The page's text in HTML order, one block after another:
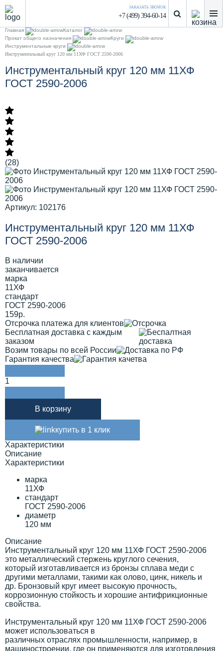
ЗАКАЗАТЬ ЗВОНОК
+7 (499) 394-60-14
Главная
Каталог
Прокат общего назначения
Круги
Инструментальные круги
Инструментальный круг 120 мм 11ХФ ГОСТ 2590-2006
Инструментальный круг 120 мм 11ХФ
ГОСТ 2590-2006
(28)
Артикул: 102176
Инструментальный круг 120 мм 11ХФ
ГОСТ 2590-2006
В наличии
заканчивается
марка
11ХФ
стандарт
ГОСТ 2590-2006
159р.
Отсрочка платежа для клиентов
Бесплатная доставка с каждым
заказом
Возим товары по всей России
Гарантия качества
1
В корзину
купить в 1 клик
Характеристики
Описание
Характеристики
марка
11ХФ
стандарт
ГОСТ 2590-2006
диаметр
120 мм
Описание
Инструментальный круг 120 мм 11ХФ ГОСТ 2590-2006
это металлический стержень круглого сечения,
который изготавливается из бронзы сплава меди с
другими металлами, такими как олово, цинк, никель и
др. Бронзовый круг имеет высокую прочность,
коррозионную стойкость и хорошие антифрикционные
свойства.
Инструментальный круг 120 мм 11ХФ ГОСТ 2590-2006
может использоваться в
различных отраслях промышленности, например, в
машиностроении, где он применяются для изготовления